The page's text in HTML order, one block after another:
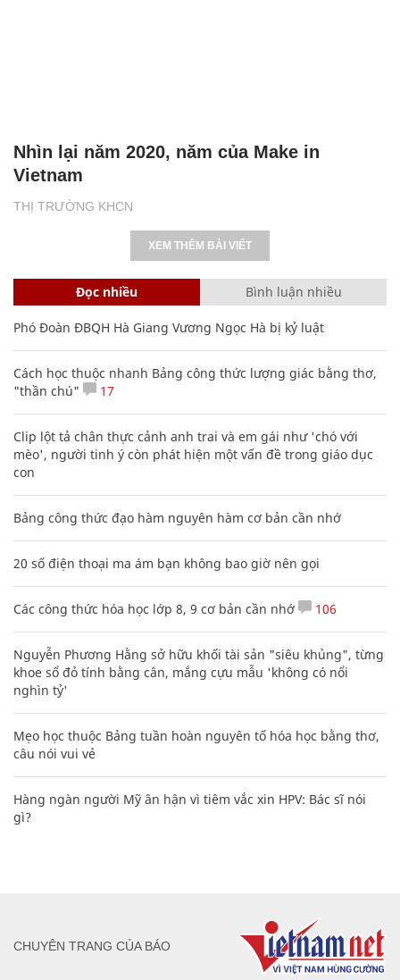
THỊ TRƯỜNG KHCN
Nhìn lại năm 2020, năm của Make in
Vietnam
XEM THÊM BÀI VIẾT
Đọc nhiều Bình luận nhiều
Phó Đoàn ĐBQH Hà Giang Vương Ngọc Hà bị kỷ luật
Cách học thuộc nhanh Bảng công thức lượng giác bằng thơ,
"thần chú"
17
Clip lột tả chân thực cảnh anh trai và em gái như 'chó với
mèo', người tinh ý còn phát hiện một vấn đề trong giáo dục
con
Bảng công thức đạo hàm nguyên hàm cơ bản cần nhớ
20 số điện thoại ma ám bạn không bao giờ nên gọi
Các công thức hóa học lớp 8, 9 cơ bản cần nhớ 106
Nguyễn Phương Hằng sở hữu khối tài sản "siêu khủng", từng
khoe sổ đỏ tính bằng cân, mắng cựu mẫu 'không có nổi
nghìn tỷ'
Mẹo học thuộc Bảng tuần hoàn nguyên tố hóa học bằng thơ,
câu nói vui vẻ
Hàng ngàn người Mỹ ân hận vì tiêm vắc xin HPV: Bác sĩ nói
gì?
CHUYÊN TRANG CỦA BÁO